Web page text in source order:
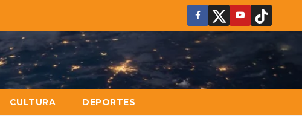
CULTURA DEPORTES